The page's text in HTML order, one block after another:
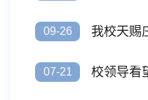
09-26
07-21